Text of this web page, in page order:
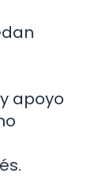
apoyo